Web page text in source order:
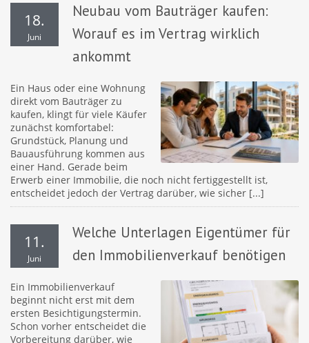
18.
Juni
Neubau vom Bauträger kaufen:
Worauf es im Vertrag wirklich
ankommt
Ein Haus oder eine Wohnung
direkt vom Bauträger zu
kaufen, klingt für viele Käufer
zunächst komfortabel:
Grundstück, Planung und
Bauausführung kommen aus
einer Hand. Gerade beim
Erwerb einer Immobilie, die noch nicht fertiggestellt ist,
entscheidet jedoch der Vertrag darüber, wie sicher [...]
11.
Juni
Welche Unterlagen Eigentümer für
den Immobilienverkauf benötigen
Ein Immobilienverkauf
beginnt nicht erst mit dem
ersten Besichtigungstermin.
Schon vorher entscheidet die
Vorbereitung darüber, wie